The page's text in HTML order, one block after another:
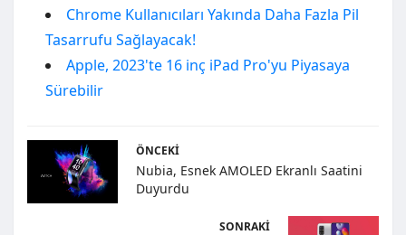
Chrome Kullanıcıları Yakında Daha Fazla Pil
Tasarrufu Sağlayacak!
Apple, 2023'te 16 inç iPad Pro'yu Piyasaya
Sürebilir
ÖNCEKI
Nubia, Esnek AMOLED Ekranlı Saatini
Duyurdu
SONRAKI